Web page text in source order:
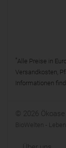
*Alle Preise in
Versandkosten,
Informationen
© 2026
BioWelten -